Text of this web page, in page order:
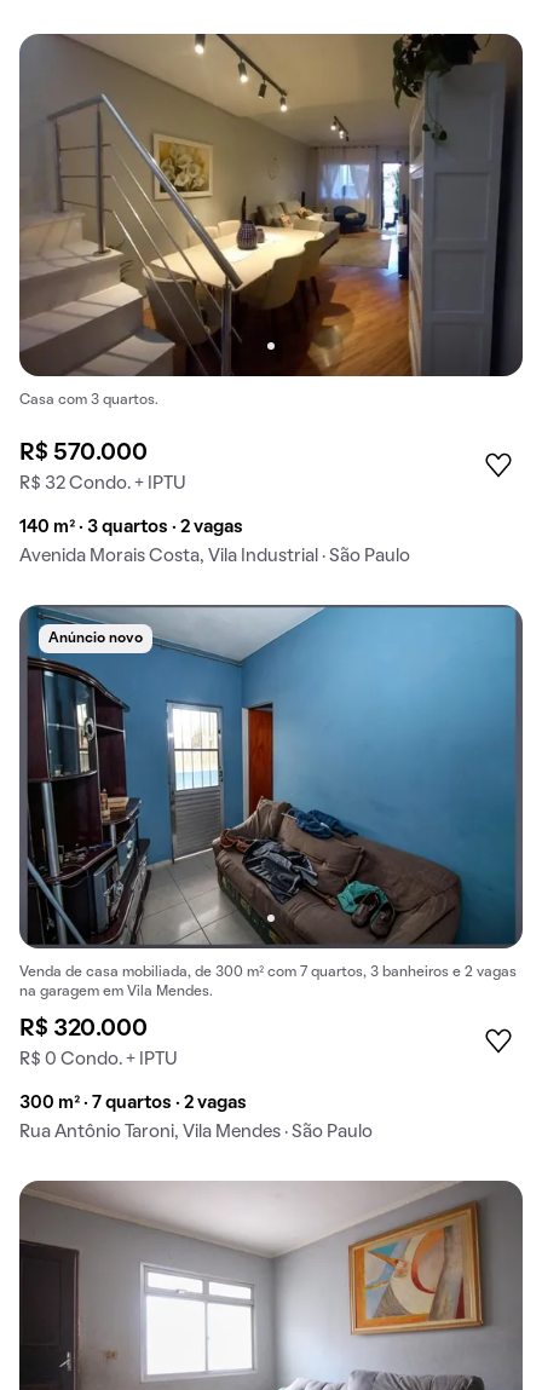
Casa com 3 quartos.
R$ 570.000
R$ 32 Condo. + IPTU
140 m² · 3 quartos · 2 vagas
Avenida Morais Costa, Vila Industrial · São Paulo
Anúncio novo
Venda de casa mobiliada, de 300 m² com 7 quartos, 3 banheiros e 2 vagas
na garagem em Vila Mendes.
R$ 320.000
R$ 0 Condo. + IPTU
300 m² · 7 quartos · 2 vagas
Rua Antônio Taroni, Vila Mendes · São Paulo